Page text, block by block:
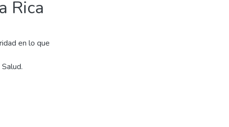
Rica
en lo que